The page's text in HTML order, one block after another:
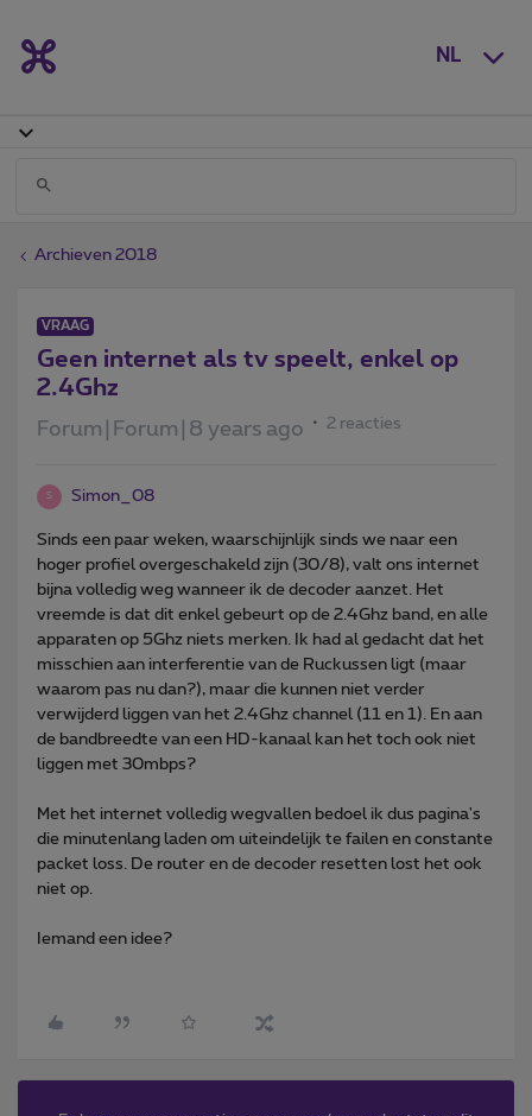
NL
Archieven 2018
VRAAG
Geen internet als tv speelt, enkel op
2.4Ghz
Forum|Forum|8 years ago 2 reacties
S Simon_08
Sinds een paar weken, waarschijnlijk sinds we naar een
hoger profiel overgeschakeld zijn (30/8), valt ons internet
bijna volledig weg wanneer ik de decoder aanzet. Het
vreemde is dat dit enkel gebeurt op de 2.4Ghz band, en alle
apparaten op 5Ghz niets merken. Ik had al gedacht dat het
misschien aan interferentie van de Ruckussen ligt (maar
waarom pas nu dan?), maar die kunnen niet verder
verwijderd liggen van het 2.4Ghz channel (11 en 1). En aan
de bandbreedte van een HD-kanaal kan het toch ook niet
liggen met 30mbps?
Met het internet volledig wegvallen bedoel ik dus pagina's
die minutenlang laden om uiteindelijk te failen en constante
packet loss. De router en de decoder resetten lost het ook
niet op.
Iemand een idee?